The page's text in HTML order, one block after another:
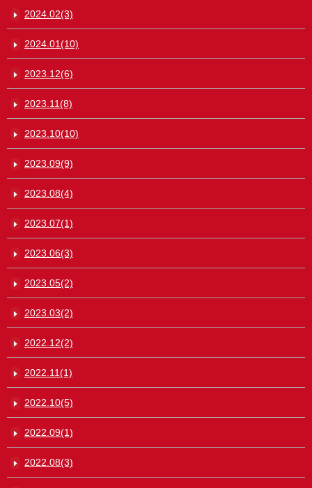
2024.02(3)
2024.01(10)
2023.12(6)
2023.11(8)
2023.10(10)
2023.09(9)
2023.08(4)
2023.07(1)
2023.06(3)
2023.05(2)
2023.03(2)
2022.12(2)
2022.11(1)
2022.10(5)
2022.09(1)
2022.08(3)